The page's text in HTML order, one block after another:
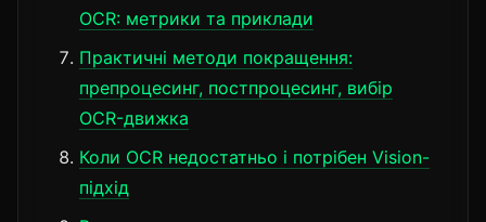
OCR: метрики та приклади
Практичні методи покращення:
препроцесинг, постпроцесинг, вибір
OCR-движка
Коли OCR недостатньо і потрібен Vision-
підхід